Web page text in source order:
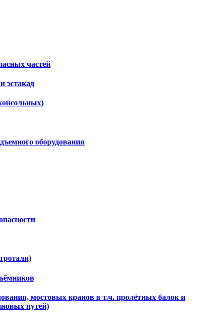
частей
эстакад
оборудования
мостовых кранов в т.ч. пролётных балок и
путей)